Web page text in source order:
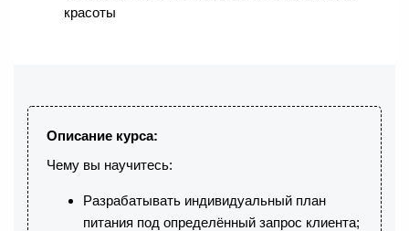
красоты
Описание курса:
Чему вы научитесь:
Разрабатывать индивидуальный план
питания под определённый запрос клиента;